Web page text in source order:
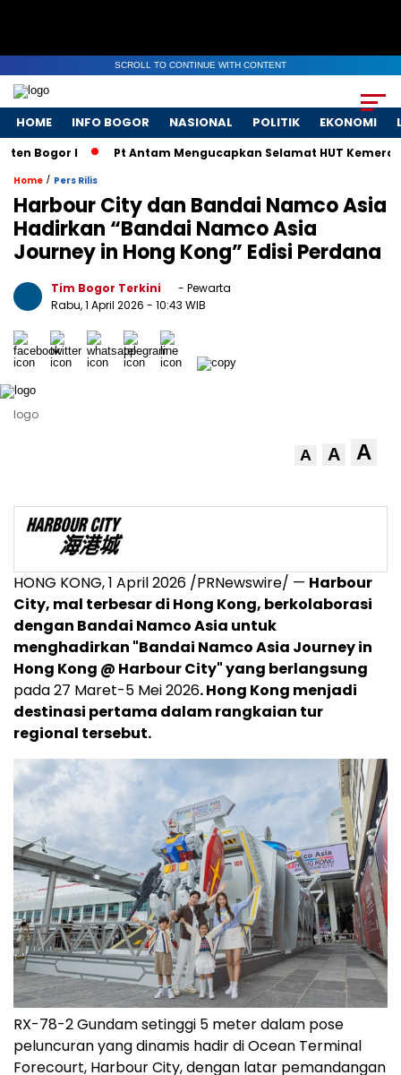
SCROLL TO CONTINUE WITH CONTENT
HOME INFO BOGOR NASIONAL POLITIK EKONOMI
I Pt Antam Mengucapkan Selamat HUT Kemerdekaan
Home / Pers Rilis
Harbour City dan Bandai Namco Asia
Hadirkan “Bandai Namco Asia
Journey in Hong Kong” Edisi Perdana
Tim Bogor Terkini
- Pewarta
Rabu, 1 April 2026 - 10:43 WIB
logo
A A A
HONG KONG, 1 April 2026 /PRNewswire/ — Harbour
City, mal terbesar di Hong Kong, berkolaborasi
dengan Bandai Namco Asia untuk
menghadirkan "Bandai Namco Asia Journey in
Hong Kong @ Harbour City" yang berlangsung
pada 27 Maret-5 Mei 2026. Hong Kong menjadi
destinasi pertama dalam rangkaian tur
regional tersebut.
RX-78-2 Gundam setinggi 5 meter dalam pose
peluncuran yang dinamis hadir di Ocean Terminal
Forecourt, Harbour City, dengan latar pemandangan